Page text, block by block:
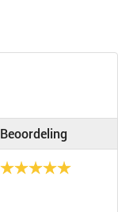
Beoordeling